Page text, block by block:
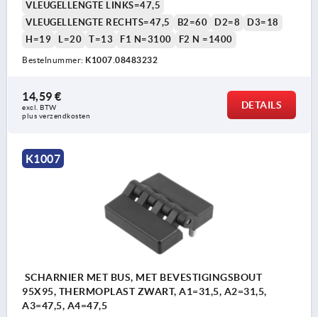
VLEUGELLENGTE LINKS=47,5
VLEUGELLENGTE RECHTS=47,5
B2=60 D2=8
D3=18
H=19
L=20 T=13 F1 N=3100 F2 N =1400
Bestelnummer: K1007.08483232
14,59 €
excl. BTW
plus verzendkosten
DETAILS
K1007
SCHARNIER MET BUS, MET BEVESTIGINGSBOUT
95X95, THERMOPLAST ZWART, A1=31,5, A2=31,5,
A3=47,5, A4=47,5